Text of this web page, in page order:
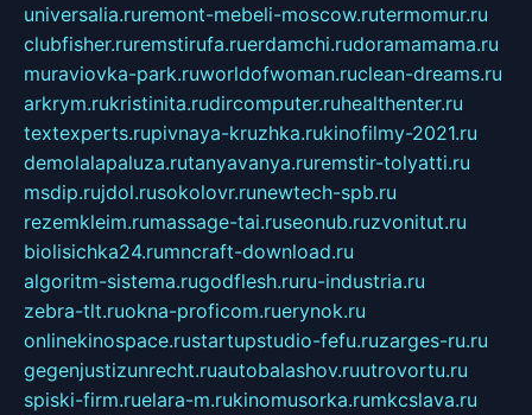
universalia.ruremont-mebeli-moscow.rutermomur.ru
clubfisher.ruremstirufa.ruerdamchi.rudoramamama.ru
muraviovka-park.ruworldofwoman.ruclean-dreams.ru
arkrym.rukristinita.rudircomputer.ruhealthenter.ru
textexperts.rupivnaya-kruzhka.rukinofilmy-2021.ru
demolalapaluza.rutanyavanya.ruremstir-tolyatti.ru
msdip.rujdol.rusokolovr.runewtech-spb.ru
rezemkleim.rumassage-tai.ruseonub.ruzvonitut.ru
biolisichka24.rumncraft-download.ru
algoritm-sistema.rugodflesh.ruru-industria.ru
zebra-tlt.ruokna-proficom.ruerynok.ru
onlinekinospace.rustartupstudio-fefu.ruzarges-ru.ru
gegenjustizunrecht.ruautobalashov.ruutrovortu.ru
spiski-firm.ruelara-m.rukinomusorka.rumkcslava.ru